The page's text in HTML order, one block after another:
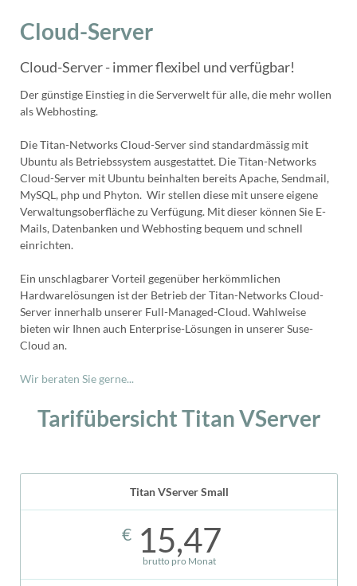
Cloud-Server
Cloud-Server - immer flexibel und verfügbar!
Der günstige Einstieg in die Serverwelt für alle, die mehr wollen
als Webhosting.
Die Titan-Networks Cloud-Server sind standardmässig mit
Ubuntu als Betriebssystem ausgestattet. Die Titan-Networks
Cloud-Server mit Ubuntu beinhalten bereits Apache, Sendmail,
MySQL, php und Phyton. Wir stellen diese mit unsere eigene
Verwaltungsoberfläche zu Verfügung. Mit dieser können Sie E-
Mails, Datenbanken und Webhosting bequem und schnell
einrichten.
Ein unschlagbarer Vorteil gegenüber herkömmlichen
Hardwarelösungen ist der Betrieb der Titan-Networks Cloud-
Server innerhalb unserer Full-Managed-Cloud. Wahlweise
bieten wir Ihnen auch Enterprise-Lösungen in unserer Suse-
Cloud an.
Wir beraten Sie gerne...
Tarifübersicht Titan VServer
Titan VServer Small
€ 15,47
brutto pro Monat